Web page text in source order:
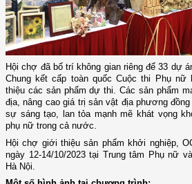
Hội chợ đã bố trí không gian riêng để33 dự
Chung kết cấp toàn quốc Cuộc thi Phụ nữ
thiệu các sản phẩm dự thi. Các sản phẩm
địa, nâng cao giá trị sản vật địa phương
sự sáng tạo, lan tỏa mạnh mẽ khát vọng
phụ nữ trong cả nước.
Hội chợ giới thiệu sản phẩm khởi nghiệp,
ngày 12-14/10/2023 tại Trung tâm Phụ nữ
Hà Nội.